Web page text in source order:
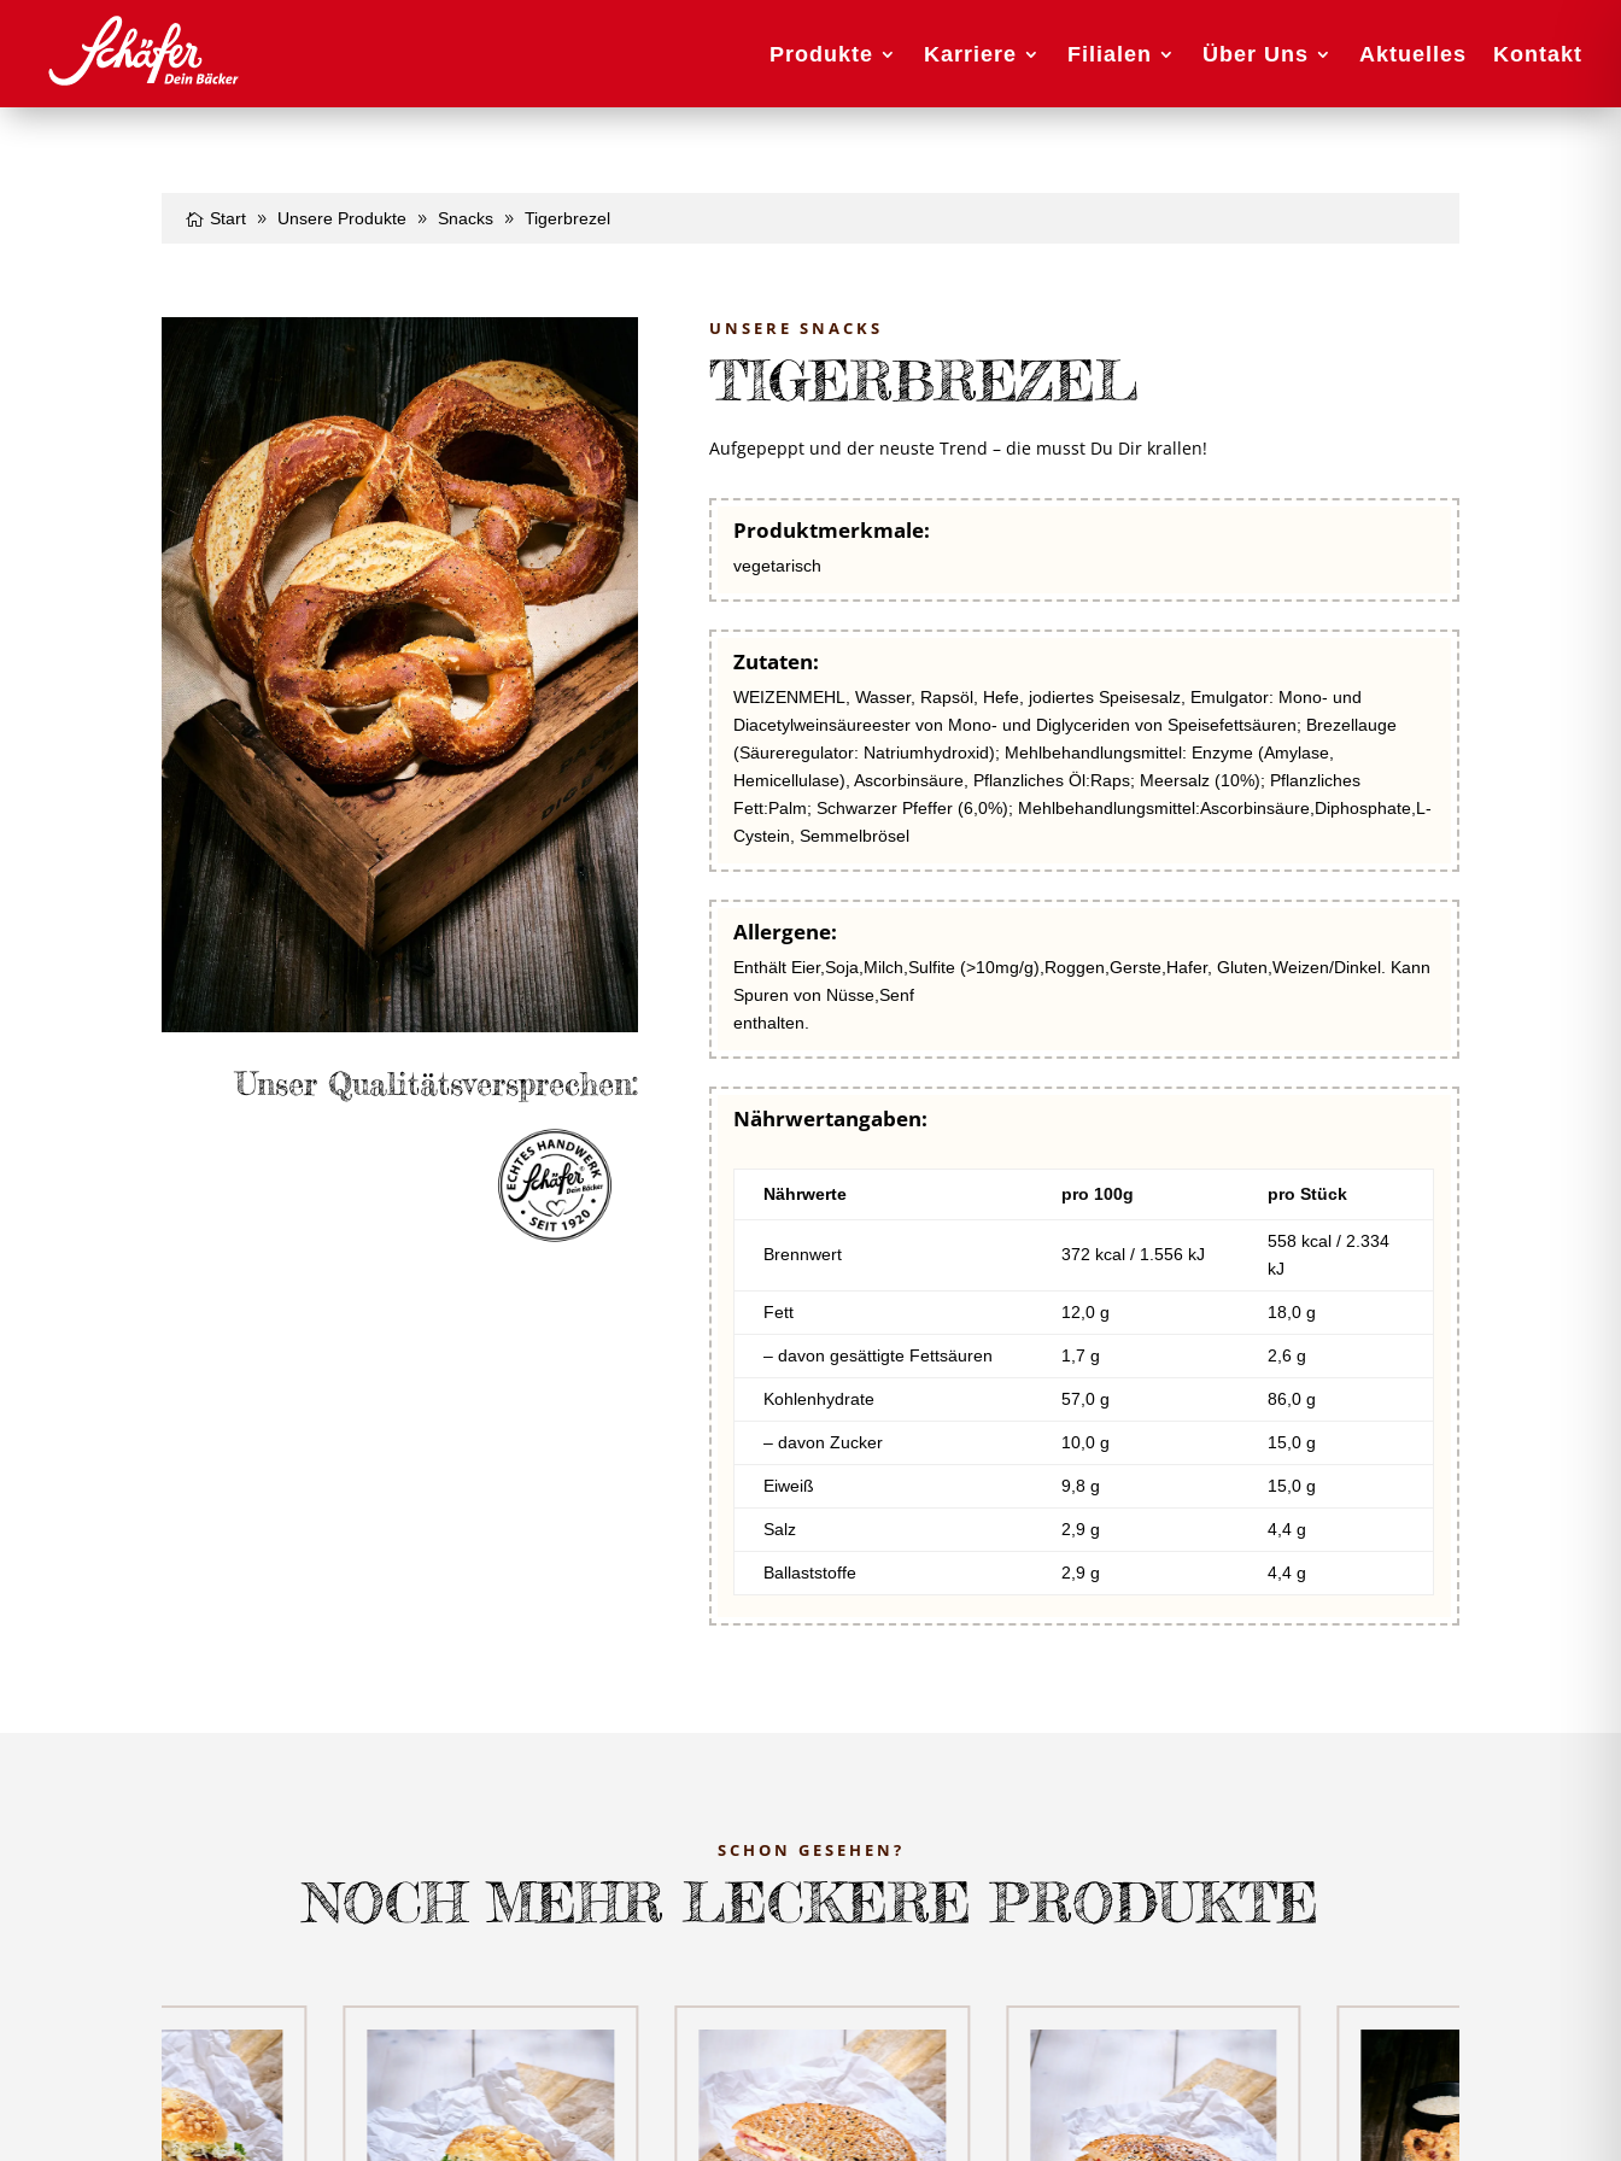
Produkte Karriere Filialen Über Uns Aktuelles Kontakt
Start Unsere Produkte Snacks Tigerbrezel
Unser Qualitätsversprechen:
UNSERE SNACKS
TIGERBREZEL
Aufgepeppt und der neuste Trend – die musst Du Dir krallen!
Produktmerkmale:
vegetarisch
Zutaten:
WEIZENMEHL, Wasser, Rapsöl, Hefe, jodiertes Speisesalz, Emulgator: Mono- und
Diacetylweinsäureester von Mono- und Diglyceriden von Speisefettsäuren; Brezellauge
(Säureregulator: Natriumhydroxid); Mehlbehandlungsmittel: Enzyme (Amylase,
Hemicellulase), Ascorbinsäure, Pflanzliches Öl:Raps; Meersalz (10%); Pflanzliches
Fett:Palm; Schwarzer Pfeffer (6,0%); Mehlbehandlungsmittel:Ascorbinsäure,Diphosphate,L-
Cystein, Semmelbrösel
Allergene:
Enthält Eier,Soja,Milch,Sulfite (>10mg/g),Roggen,Gerste,Hafer, Gluten,Weizen/Dinkel. Kann
Spuren von Nüsse,Senf
enthalten.
Nährwertangaben:
Nährwerte pro 100g pro Stück
Brennwert 372 kcal / 1.556 kJ
558 kcal / 2.334
kJ
Fett 12,0 g 18,0 g
– davon gesättigte Fettsäuren 1,7 g 2,6 g
Kohlenhydrate 57,0 g 86,0 g
– davon Zucker 10,0 g 15,0 g
Eiweiß 9,8 g 15,0 g
Salz 2,9 g 4,4 g
Ballaststoffe 2,9 g 4,4 g
SCHON GESEHEN?
NOCH MEHR LECKERE PRODUKTE